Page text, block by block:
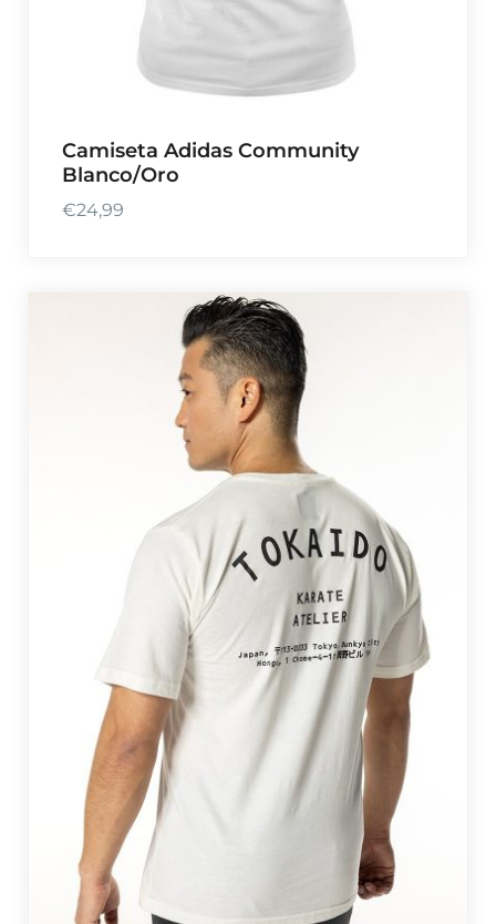
Camiseta Adidas Community
Blanco/Oro
€24,99